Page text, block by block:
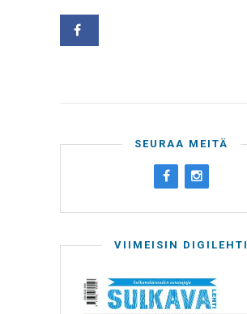
SEURAA MEITÄ
VIIMEISIN DIGILEHTI